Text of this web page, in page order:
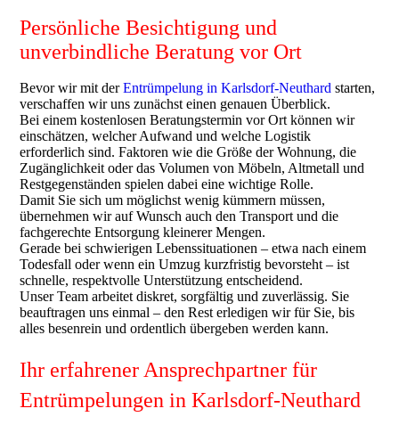
Persönliche Besichtigung und
unverbindliche Beratung vor Ort
Bevor wir mit derEntrümpelung in Karlsdorf-Neuthard starten,
verschaffen wir uns zunächst einen genauen Überblick.
Bei einem kostenlosen Beratungstermin vor Ort können wir
einschätzen, welcher Aufwand und welche Logistik
erforderlich sind. Faktoren wie die Größe der Wohnung, die
Zugänglichkeit oder das Volumen von Möbeln, Altmetall und
Restgegenständen spielen dabei eine wichtige Rolle.
Damit Sie sich um möglichst wenig kümmern müssen,
übernehmen wir auf Wunsch auch den Transport und die
fachgerechte Entsorgung kleinerer Mengen.
Gerade bei schwierigen Lebenssituationen – etwa nach einem
Todesfall oder wenn ein Umzug kurzfristig bevorsteht – ist
schnelle, respektvolle Unterstützung entscheidend.
Unser Team arbeitet diskret, sorgfältig und zuverlässig. Sie
beauftragen uns einmal – den Rest erledigen wir für Sie, bis
alles besenrein und ordentlich übergeben werden kann.
Ihr erfahrener Ansprechpartner für
Entrümpelungen in Karlsdorf-Neuthard